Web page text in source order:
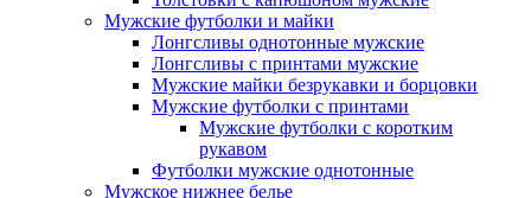
Мужские футболки и майки
Лонгсливы однотонные мужские
Лонгсливы с принтами мужские
Мужские майки безрукавки и борцовки
Мужские футболки с принтами
Мужские футболки с коротким
рукавом
Футболки мужские однотонные
Мужское нижнее белье